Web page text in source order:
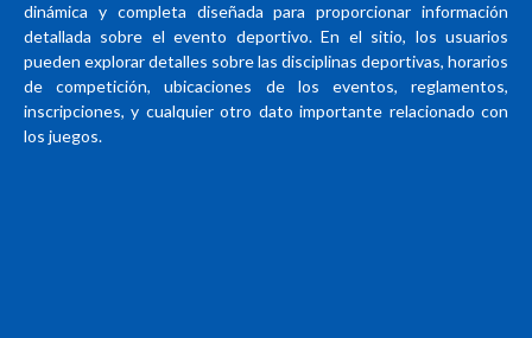
dinámica y completa diseñada para proporcionar información
detallada sobre el evento deportivo. En el sitio, los usuarios
pueden explorar detalles sobre las disciplinas deportivas, horarios
de competición, ubicaciones de los eventos, reglamentos,
inscripciones, y cualquier otro dato importante relacionado con
los juegos.